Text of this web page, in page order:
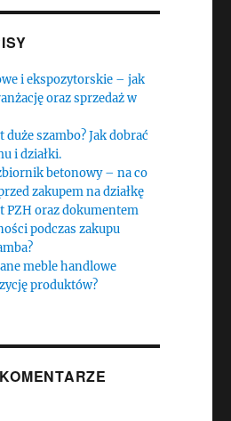
i ekspozytorskie – jak
oraz sprzedaż w
duże szambo? Jak dobrać
i działki.
betonowy – na co
zakupem na działkę
PZH oraz dokumentem
podczas zakupu
meble handlowe
produktów?